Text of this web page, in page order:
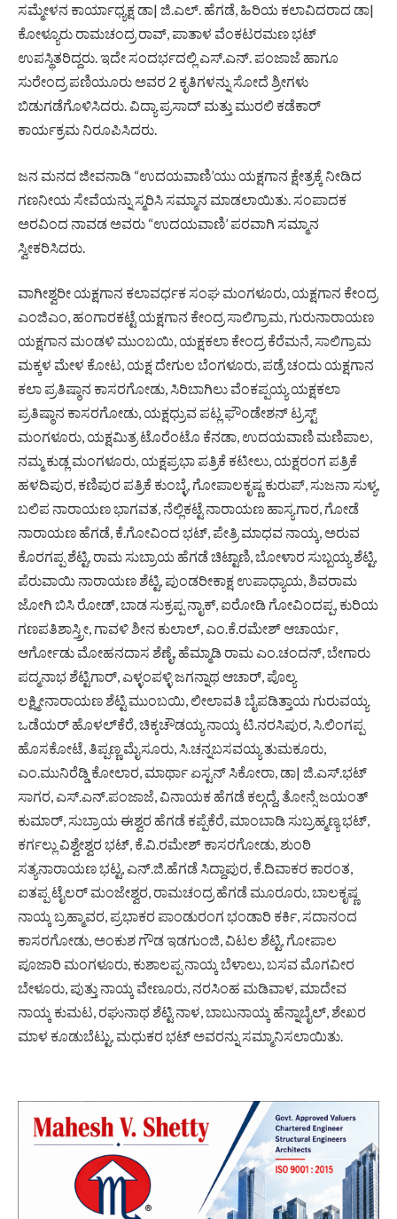
ಸಮ್ಮೇಳನ ಕಾರ್ಯಾಧ್ಯಕ್ಷ ಡಾ| ಜಿ.ಎಲ್‌. ಹೆಗಡೆ, ಹಿರಿಯ ಕಲಾವಿದರಾದ ಡಾ|
ಕೋಳ್ಯೂರು ರಾಮಚಂದ್ರ ರಾವ್‌, ಪಾತಾಳ ವೆಂಕಟರಮಣ ಭಟ್‌
ಉಪಸ್ಥಿತರಿದ್ದರು. ಇದೇ ಸಂದರ್ಭದಲ್ಲಿ ಎಸ್‌.ಎನ್‌. ಪಂಜಾಜೆ ಹಾಗೂ
ಸುರೇಂದ್ರ ಪಣಿಯೂರು ಅವರ 2 ಕೃತಿಗಳನ್ನು ಸೋದೆ ಶ್ರೀಗಳು
ಬಿಡುಗಡೆಗೊಳಿಸಿದರು. ವಿದ್ಯಾ ಪ್ರಸಾದ್‌ ಮತ್ತು ಮುರಲಿ ಕಡೆಕಾರ್‌
ಕಾರ್ಯಕ್ರಮ ನಿರೂಪಿಸಿದರು.
ಜನ ಮನದ ಜೀವನಾಡಿ “ಉದಯವಾಣಿ’ಯು ಯಕ್ಷಗಾನ ಕ್ಷೇತ್ರಕ್ಕೆ ನೀಡಿದ
ಗಣನೀಯ ಸೇವೆಯನ್ನು ಸ್ಮರಿಸಿ ಸಮ್ಮಾನ ಮಾಡಲಾಯಿತು. ಸಂಪಾದಕ
ಅರವಿಂದ ನಾವಡ ಅವರು “ಉದಯವಾಣಿ’ ಪರವಾಗಿ ಸಮ್ಮಾನ
ಸ್ವೀಕರಿಸಿದರು.
ವಾಗೀಶ್ವರೀ ಯಕ್ಷಗಾನ ಕಲಾವರ್ಧಕ ಸಂಘ ಮಂಗಳೂರು, ಯಕ್ಷಗಾನ ಕೇಂದ್ರ
ಎಂಜಿಎಂ, ಹಂಗಾರಕಟ್ಟೆ ಯಕ್ಷಗಾನ ಕೇಂದ್ರ ಸಾಲಿಗ್ರಾಮ, ಗುರುನಾರಾಯಣ
ಯಕ್ಷಗಾನ ಮಂಡಳಿ ಮುಂಬಯಿ, ಯಕ್ಷಕಲಾ ಕೇಂದ್ರ ಕೆರೆಮನೆ, ಸಾಲಿಗ್ರಾಮ
ಮಕ್ಕಳ ಮೇಳ ಕೋಟ, ಯಕ್ಷ ದೇಗುಲ ಬೆಂಗಳೂರು, ಪಡ್ರೆ ಚಂದು ಯಕ್ಷಗಾನ
ಕಲಾ ಪ್ರತಿಷ್ಠಾನ ಕಾಸರಗೋಡು, ಸಿರಿಬಾಗಿಲು ವೆಂಕಪ್ಪಯ್ಯ ಯಕ್ಷಕಲಾ
ಪ್ರತಿಷ್ಠಾನ ಕಾಸರಗೋಡು, ಯಕ್ಷಧ್ರುವ ಪಟ್ಲ ಫೌಂಡೇಶನ್‌ ಟ್ರಸ್ಟ್‌
ಮಂಗಳೂರು, ಯಕ್ಷಮಿತ್ರ ಟೊರೆಂಟೊ ಕೆನಡಾ, ಉದಯವಾಣಿ ಮಣಿಪಾಲ,
ನಮ್ಮ ಕುಡ್ಲ ಮಂಗಳೂರು, ಯಕ್ಷಪ್ರಭಾ ಪತ್ರಿಕೆ ಕಟೀಲು, ಯಕ್ಷರಂಗ ಪತ್ರಿಕೆ
ಹಳದಿಪುರ, ಕಣಿಪುರ ಪತ್ರಿಕೆ ಕುಂಬ್ಳೆ, ಗೋಪಾಲಕೃಷ್ಣ ಕುರುಪ್‌, ಸುಜನಾ ಸುಳ್ಯ,
ಬಲಿಪ ನಾರಾಯಣ ಭಾಗವತ, ನೆಲ್ಲಿಕಟ್ಟೆ ನಾರಾಯಣ ಹಾಸ್ಯಗಾರ, ಗೋಡೆ
ನಾರಾಯಣ ಹೆಗಡೆ, ಕೆ.ಗೋವಿಂದ ಭಟ್‌, ಪೇತ್ರಿ ಮಾಧವ ನಾಯ್ಕ, ಅರುವ
ಕೊರಗಪ್ಪ ಶೆಟ್ಟಿ, ರಾಮ ಸುಬ್ರಾಯ ಹೆಗಡೆ ಚಿಟ್ಟಾಣಿ, ಬೋಳಾರ ಸುಬ್ಬಯ್ಯ ಶೆಟ್ಟಿ,
ಪೆರುವಾಯಿ ನಾರಾಯಣ ಶೆಟ್ಟಿ, ಪುಂಡರೀಕಾಕ್ಷ ಉಪಾಧ್ಯಾಯ, ಶಿವರಾಮ
ಜೋಗಿ ಬಿಸಿ ರೋಡ್‌, ಬಾಡ ಸುಕ್ರಪ್ಪ ನಾೖಕ್‌, ಐರೋಡಿ ಗೋವಿಂದಪ್ಪ, ಕುರಿಯ
ಗಣಪತಿಶಾಸ್ತ್ರೀ, ಗಾವಳಿ ಶೀನ ಕುಲಾಲ್‌, ಎಂ.ಕೆ.ರಮೇಶ್‌ ಆಚಾರ್ಯ,
ಆರ್ಗೋಡು ಮೋಹನದಾಸ ಶೆಣೈ, ಹೆಮ್ಮಾಡಿ ರಾಮ ಎಂ.ಚಂದನ್‌, ಬೇಗಾರು
ಪದ್ಮನಾಭ ಶೆಟ್ಟಿಗಾರ್‌, ಎಳ್ಳಂಪಳ್ಳಿ ಜಗನ್ನಾಥ ಆಚಾರ್‌, ಪೊಲ್ಯ
ಲಕ್ಷ್ಮೀನಾರಾಯಣ ಶೆಟ್ಟಿ ಮುಂಬಯಿ, ಲೀಲಾವತಿ ಬೈಪಡಿತ್ತಾಯ ಗುರುವಯ್ಯ
ಒಡೆಯರ್‌ ಹೊಳಲ್‌ಕೆರೆ, ಚಿಕ್ಕಚೌಡಯ್ಯ ನಾಯ್ಕ ಟಿ.ನರಸಿಪುರ, ಸಿ.ಲಿಂಗಪ್ಪ
ಹೊಸಕೋಟೆ, ತಿಪ್ಪಣ್ಣ ಮೈಸೂರು, ಸಿ.ಚನ್ನಬಸವಯ್ಯ ತುಮಕೂರು,
ಎಂ.ಮುನಿರೆಡ್ಡಿ ಕೋಲಾರ, ಮಾರ್ಥಾ ಏಸ್ಟನ್‌ ಸಿಕೋರಾ, ಡಾ| ಜಿ.ಎಸ್‌.ಭಟ್‌
ಸಾಗರ, ಎಸ್‌.ಎನ್‌.ಪಂಜಾಜೆ, ವಿನಾಯಕ ಹೆಗಡೆ ಕಲ್ಗದ್ದೆ, ತೋನ್ಸೆ ಜಯಂತ್‌
ಕುಮಾರ್‌, ಸುಬ್ರಾಯ ಈಶ್ವರ ಹೆಗಡೆ ಕಪ್ಪೆಕೆರೆ, ಮಾಂಬಾಡಿ ಸುಬ್ರಹ್ಮಣ್ಯ ಭಟ್‌,
ಕರ್ಗಲ್ಲು ವಿಶ್ವೇಶ್ವರ ಭಟ್‌, ಕೆ.ವಿ.ರಮೇಶ್‌ ಕಾಸರಗೋಡು, ಶುಂಠಿ
ಸತ್ಯನಾರಾಯಣ ಭಟ್ಟ, ಎನ್‌.ಜಿ.ಹೆಗಡೆ ಸಿದ್ದಾಪುರ, ಕೆ.ದಿವಾಕರ ಕಾರಂತ,
ಐತಪ್ಪ ಟೈಲರ್‌ ಮಂಜೇಶ್ವರ, ರಾಮಚಂದ್ರ ಹೆಗಡೆ ಮೂರೂರು, ಬಾಲಕೃಷ್ಣ
ನಾಯ್ಕ ಬ್ರಹ್ಮಾವರ, ಪ್ರಭಾಕರ ಪಾಂಡುರಂಗ ಭಂಡಾರಿ ಕರ್ಕಿ, ಸದಾನಂದ
ಕಾಸರಗೋಡು, ಅಂಕುಶ ಗೌಡ ಇಡಗುಂಜಿ, ವಿಟಲ ಶೆಟ್ಟಿ, ಗೋಪಾಲ
ಪೂಜಾರಿ ಮಂಗಳೂರು, ಕುಶಾಲಪ್ಪ ನಾಯ್ಕ ಬೆಳಾಲು, ಬಸವ ಮೊಗವೀರ
ಬೇಳೂರು, ಪುತ್ತು ನಾಯ್ಕ ವೇಣೂರು, ನರಸಿಂಹ ಮಡಿವಾಳ, ಮಾದೇವ
ನಾಯ್ಕ ಕುಮಟ, ರಘುನಾಥ ಶೆಟ್ಟಿ ನಾಳ, ಬಾಬುನಾಯ್ಕ ಹೆನ್ನಾಬೈಲ್‌, ಶೇಖರ
ಮಾಳ ಕೂಡುಬೆಟ್ಟು, ಮಧುಕರ ಭಟ್‌ ಅವರನ್ನು ಸಮ್ಮಾನಿಸಲಾಯಿತು.